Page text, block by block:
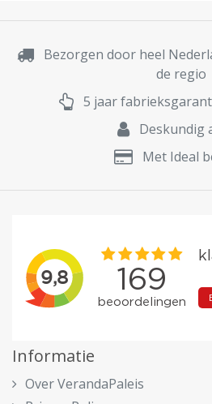
Bezorgen door heel
de regio
5 jaar
Deskundig
Met Ideal
Informatie
Over VerandaPaleis